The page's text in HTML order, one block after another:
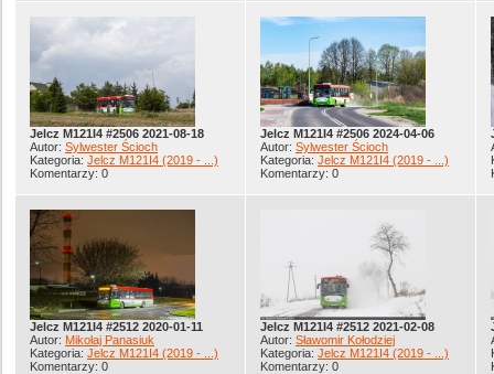
Jelcz M121I4 #2506 2021-08-18
Autor: Sylwester Ścioch
Kategoria: Jelcz M121I4 (2019 - ...)
Komentarzy: 0
Jelcz M121I4 #2506 2024-04-06
Autor: Sylwester Ścioch
Kategoria: Jelcz M121I4 (2019 - ...)
Komentarzy: 0
Jelcz M121I4 #2512 2020-01-11
Autor: Mikołaj Panasiuk
Kategoria: Jelcz M121I4 (2019 - ...)
Komentarzy: 0
Jelcz M121I4 #2512 2021-02-08
Autor: Sławomir Kołodziej
Kategoria: Jelcz M121I4 (2019 - ...)
Komentarzy: 0